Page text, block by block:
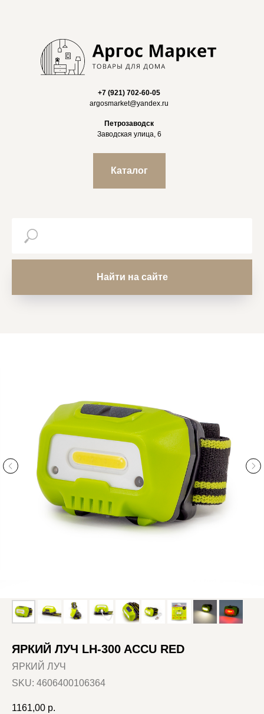
+7 (921) 702-60-05
argosmarket@yandex.ru
Петрозаводск
Заводская улица, 6
Каталог
Найти на сайте
ЯРКИЙ ЛУЧ LH-300 ACCU RED
ЯРКИЙ ЛУЧ
SKU: 4606400106364
1161,00 р.